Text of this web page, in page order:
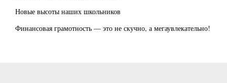
Новые высоты наших школьников
Финансовая грамотность — это не скучно, а мегаувлекательно!